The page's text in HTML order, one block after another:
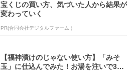
宝くじの買い方、気づいた人から結果が
変わっていく
PR(合同会社デジタルファーム )
【福神漬けのじゃない使い方】「みそ
玉」に仕込んでみた！お湯を注いで30